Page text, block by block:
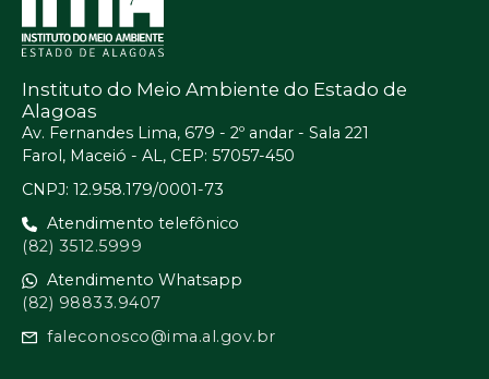
Instituto do Meio Ambiente do Estado de
Alagoas
Av. Fernandes Lima, 679 - 2º andar - Sala 221
Farol, Maceió - AL, CEP: 57057-450
CNPJ: 12.958.179/0001-73
Atendimento telefônico
(82) 3512.5999
Atendimento Whatsapp
(82) 98833.9407
faleconosco@ima.al.gov.br